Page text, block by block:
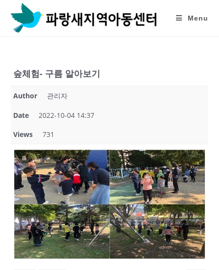
content
Menu
숲체험- 구름 알아보기
Author 관리자
Date 2022-10-04 14:37
Views 731